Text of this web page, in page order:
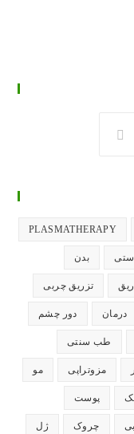
PLASMATHERAPY
بدن
تزریق چربی
درمان دور چشم
طب سنتی
مزوتراپی مو
پوست
چروک ژل